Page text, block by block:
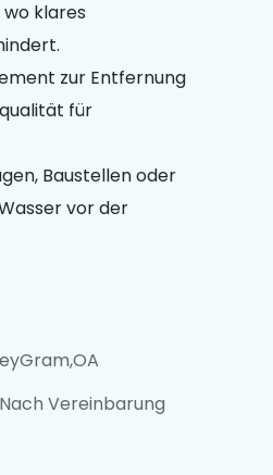
klares
zur Entfernung
für
Baustellen oder
vor der
Vereinbarung